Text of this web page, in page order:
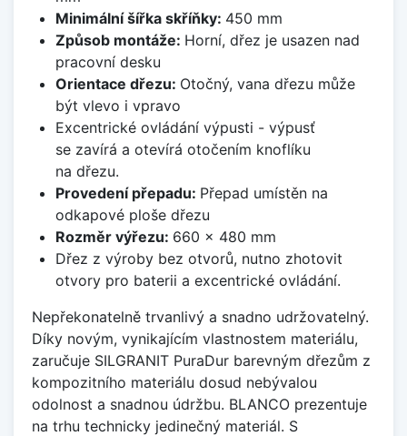
Minimální šířka skříňky: 450 mm
Způsob montáže: Horní, dřez je usazen nad
pracovní desku
Orientace dřezu: Otočný, vana dřezu může
být vlevo i vpravo
Excentrické ovládání výpusti - výpusť
se zavírá a otevírá otočením knoflíku
na dřezu.
Provedení přepadu: Přepad umístěn na
odkapové ploše dřezu
Rozměr výřezu: 660 x 480 mm
Dřez z výroby bez otvorů, nutno zhotovit
otvory pro baterii a excentrické ovládání.
Nepřekonatelně trvanlivý a snadno udržovatelný.
Díky novým, vynikajícím vlastnostem materiálu,
zaručuje SILGRANIT PuraDur barevným dřezům z
kompozitního materiálu dosud nebývalou
odolnost a snadnou údržbu. BLANCO prezentuje
na trhu technicky jedinečný materiál. S